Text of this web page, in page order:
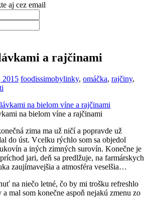
aj cez email
a rajčinami
2015 foodissimobylinky, omáčka, rajčiny,
na bielom víne a rajčinami
zima ma už ničí a popravde už
do úst. Vcelku rýchlo som sa objedol
a iných zimných surovín. Konečne je
jari, deň sa predlžuje, na farmárskych
zaujímavejšia a atmosféra veselšia…
na niečo letné, čo by mi trošku refreshlo
mal som konečne aspoň nejakú zmenu zo